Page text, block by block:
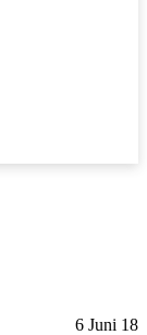
6 Juni 18